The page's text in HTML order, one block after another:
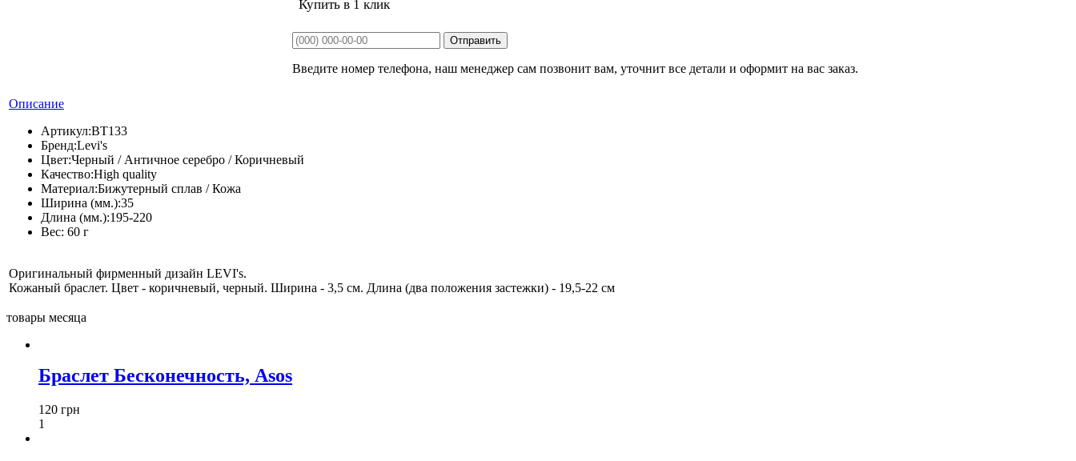
Купить в 1 клик
Введите номер телефона, наш менеджер сам позвонит вам, уточнит все детали и оформит на вас заказ.
Описание
Артикул:BT133
Бренд:Levi's
Цвет:Черный / Античное серебро / Коричневый
Качество:High quality
Материал:Бижутерный сплав / Кожа
Ширина (мм.):35
Длина (мм.):195-220
Вес: 60 г
Оригинальный фирменный дизайн LEVI's.
Кожаный браслет. Цвет - коричневый, черный. Ширина - 3,5 см. Длина (два положения застежки) - 19,5-22 см
товары месяца
Браслет Бесконечность, Asos
120 грн
1